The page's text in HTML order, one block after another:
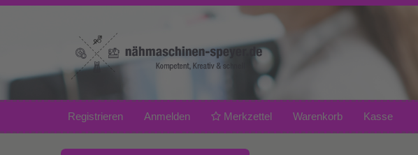
Registrieren Anmelden Merkzettel Warenkorb Kasse